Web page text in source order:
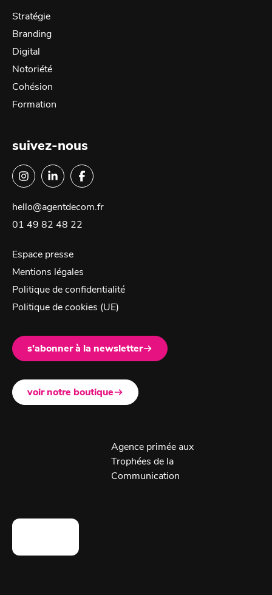
Stratégie
Branding
Digital
Notoriété
Cohésion
Formation
suivez-nous
hello@agentdecom.fr
01 49 82 48 22
Espace presse
Mentions légales
Politique de confidentialité
Politique de cookies (UE)
s’abonner à la newsletter
voir notre boutique
Agence primée aux
Trophées de la
Communication